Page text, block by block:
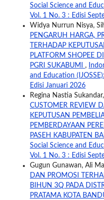
Social Science and
Vol. 1 No. 3 : Edisi
Widya Nurrun Nisya,
PENGARUH HARGA,
TERHADAP
PLATFORM SHOPEE
PGRI SUKABUMI ,
and Education
Edisi Januari 2026
Regina Nastia
CUSTOMER REVIEW
KEPUTUSAN
PEMBERDAYAAN
PASEH KABUPATEN
Social Science and
Vol. 1 No. 3 : Edisi
Gugun Gunawan, Ali
DAN PROMOSI
BIHUN 3Q PADA
PRATAMA KOTA